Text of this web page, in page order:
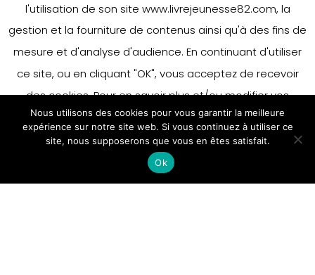
Fiches pédagogiques
Mathias
Friman, D’une
petite graine
l'utilisation de son site www.livrejeunesse82.com, la
gestion et la fourniture de contenus ainsi qu'à des fins de
mesure et d'analyse d'audience. En continuant d'utiliser
ce site, ou en cliquant "OK", vous acceptez de recevoir
des cookies. Pour en savoir plus et/ou modifier vos
préférences en matière de cookies, merci de vous référer
à notre politique sur les cookies.
Accepter
En savoir plus
Nous utilisons des cookies pour vous garantir la meilleure
expérience sur notre site web. Si vous continuez à utiliser ce
site, nous supposerons que vous en êtes satisfait.
Ok